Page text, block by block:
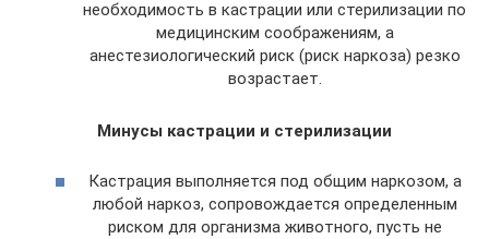
необходимость в кастрации или стерилизации по
медицинским соображениям, а
анестезиологический риск (риск наркоза) резко
возрастает.
Минусы кастрации и стерилизации
Кастрация выполняется под общим наркозом, а
любой наркоз, сопровождается определенным
риском для организма животного, пусть не